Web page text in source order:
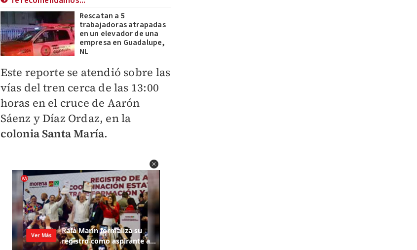
Rescatan a 5
trabajadoras atrapadas
en un elevador de una
empresa en Guadalupe,
NL
Este reporte se atendió sobre las
vías del tren cerca de las 13:00
horas en el cruce de Aarón
Sáenz y Díaz Ordaz, en la
colonia Santa María.